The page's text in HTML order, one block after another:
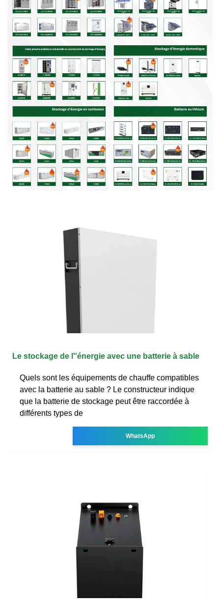
Le stockage de l''énergie avec une batterie à sable
Quels sont les équipements de chauffe compatibles
avec la batterie au sable ? Le constructeur indique
que la batterie de stockage peut être raccordée à
différents types de
WhatsApp